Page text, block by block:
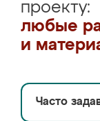
проекту:
любые
и
Часто